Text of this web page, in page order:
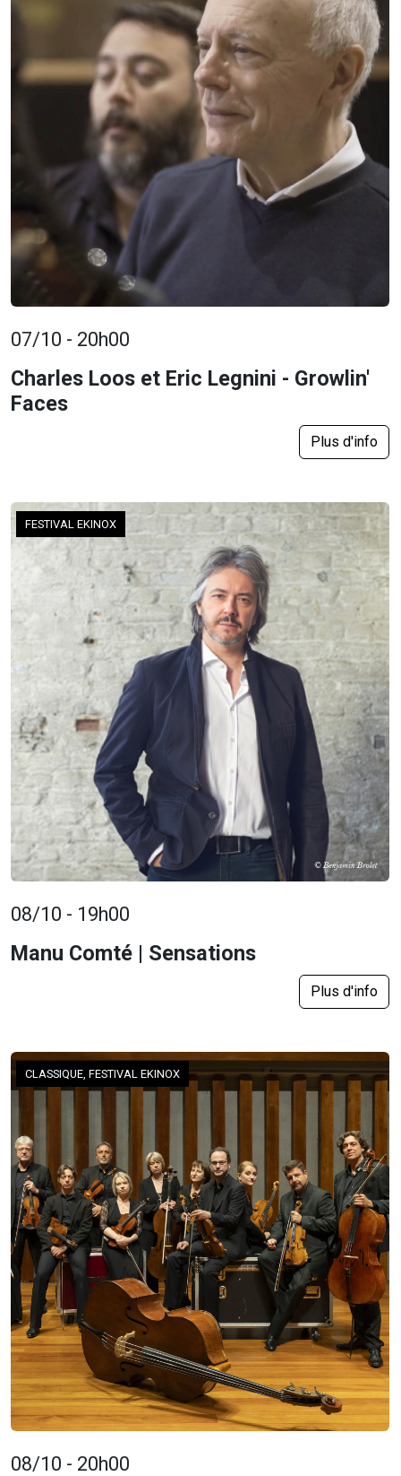
07/10 - 20h00
Charles Loos et Eric Legnini - Growlin'
Faces
Plus d'info
FESTIVAL EKINOX
08/10 - 19h00
Manu Comté | Sensations
Plus d'info
CLASSIQUE, FESTIVAL EKINOX
08/10 - 20h00